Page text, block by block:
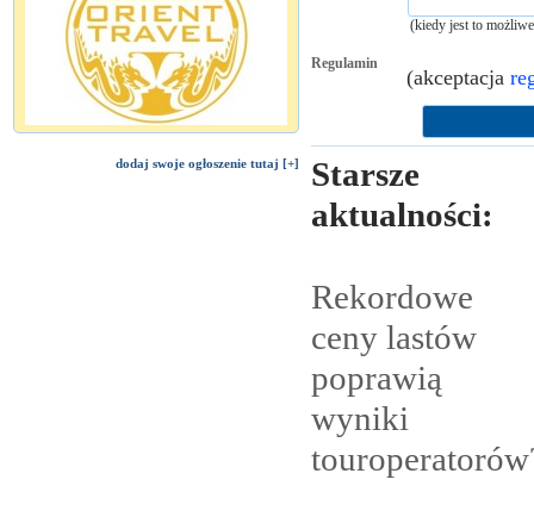
dodaj swoje ogłoszenie tutaj [+]
(kiedy jest to
Regulamin
(akceptacja
Starsze
aktualności:
Rekordowe
ceny lastów
poprawią
wyniki